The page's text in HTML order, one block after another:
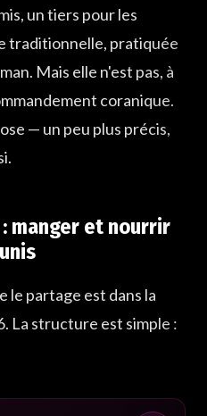
un tiers pour les
traditionnelle, pratiquée
Mais elle n'est pas, à
coranique.
— un peu plus précis,
manger et nourrir
le partage est dans la
La structure est simple :